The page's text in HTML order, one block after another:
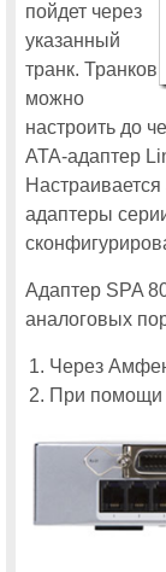
На
контакт-
Один из 14
будет
Поток
московской
Технологии
Connect 2014
CiscoExpo 2012
За месяц до
первый
Московская
количеству
Cisco Connect
пойдет через
указанный
транк. Транков
можно
настроить до
ATA-адаптер
адаптеры
Адаптер SPA
аналоговых
Через
При помощи